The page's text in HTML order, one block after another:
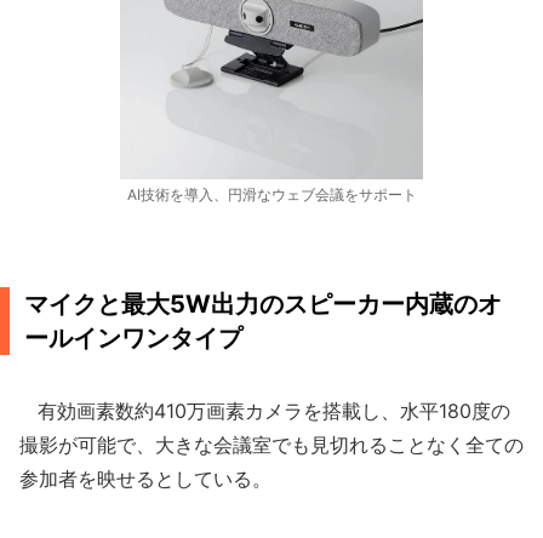
AI技術を導入、円滑なウェブ会議をサポート
マイクと最大5W出力のスピーカー内蔵のオ
ールインワンタイプ
有効画素数約410万画素カメラを搭載し、水平180度の
撮影が可能で、大きな会議室でも見切れることなく全ての
参加者を映せるとしている。